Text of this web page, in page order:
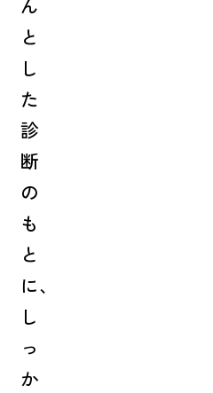
ん
と
し
た
診
断
の
も
と
に、
し
っ
か